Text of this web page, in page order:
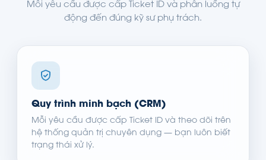
Mỗi yêu cầu được cấp Ticket ID và phân luồng tự
động đến đúng kỹ sư phụ trách.
Quy trình minh bạch (CRM)
Mỗi yêu cầu được cấp Ticket ID và theo dõi trên
hệ thống quản trị chuyên dụng — bạn luôn biết
trạng thái xử lý.